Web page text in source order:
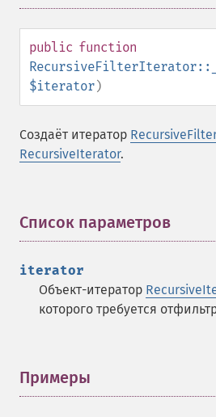
public function
$iterator)
Создаёт итератор
RecursiveIterator.
Список параметров
iterator
Объект-итератор
которого требуется
Примеры